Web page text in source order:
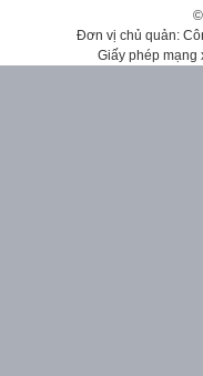
Đơn vị chủ quản:
Giấy phép mạng